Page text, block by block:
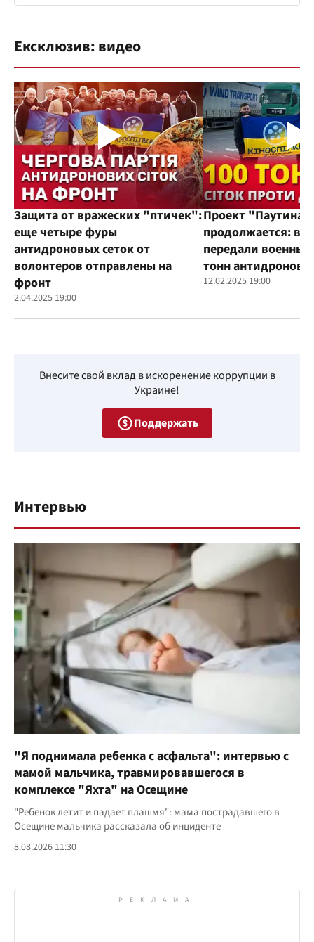
Ексклюзив: видео
Защита от вражеских "птичек":
еще четыре фуры
антидроновых сеток от
волонтеров отправлены на
фронт
2.04.2025 19:00
Проект "Паутина"
продолжается:
передали
тонн
12.02.2025 19:00
Внесите свой вклад в искоренение коррупции в
Украине!
Поддержать
Интервью
"Я поднимала ребенка с асфальта": интервью с
мамой мальчика, травмировавшегося в
комплексе "Яхта" на Осещине
"Ребенок летит и падает плашмя": мама пострадавшего в
Осещине мальчика рассказала об инциденте
8.08.2026 11:30